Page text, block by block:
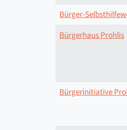
Bürger-
Bürgerhaus Prohlis
Bürgerinitiative